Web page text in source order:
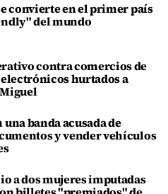
convierte en el primer país
del mundo
contra comercios de
hurtados a
banda acusada de
y vender vehículos
a dos mujeres imputadas